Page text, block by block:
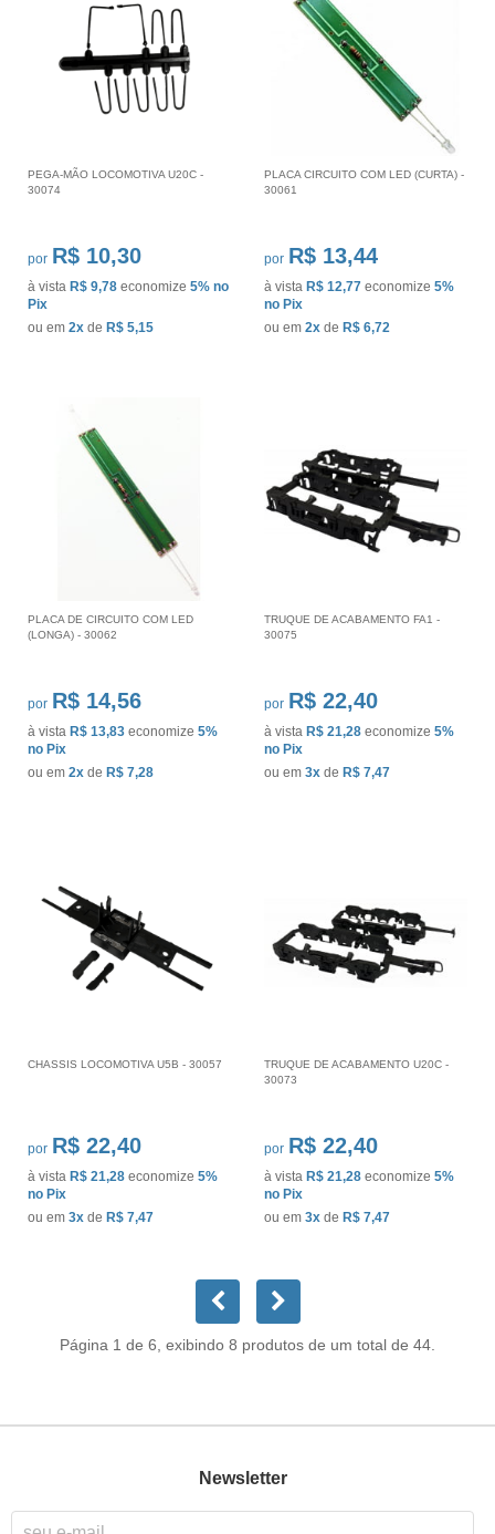
PEGA-MÃO LOCOMOTIVA U20C -
30074
por R$ 10,30
à vista R$ 9,78 economize 5% no
Pix
ou em 2x de R$ 5,15
PLACA CIRCUITO COM LED (CURTA) -
30061
por R$ 13,44
à vista R$ 12,77 economize 5%
no Pix
ou em 2x de R$ 6,72
PLACA DE CIRCUITO COM LED
(LONGA) - 30062
por R$ 14,56
à vista R$ 13,83 economize 5%
no Pix
ou em 2x de R$ 7,28
TRUQUE DE ACABAMENTO FA1 -
30075
por R$ 22,40
à vista R$ 21,28 economize 5%
no Pix
ou em 3x de R$ 7,47
CHASSIS LOCOMOTIVA U5B - 30057
por R$ 22,40
à vista R$ 21,28 economize 5%
no Pix
ou em 3x de R$ 7,47
TRUQUE DE ACABAMENTO U20C -
30073
por R$ 22,40
à vista R$ 21,28 economize 5%
no Pix
ou em 3x de R$ 7,47
Página 1 de 6, exibindo 8 produtos de um total de 44.
Newsletter